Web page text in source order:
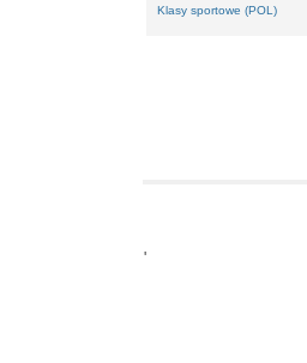
Klasy sportowe (POL)
'